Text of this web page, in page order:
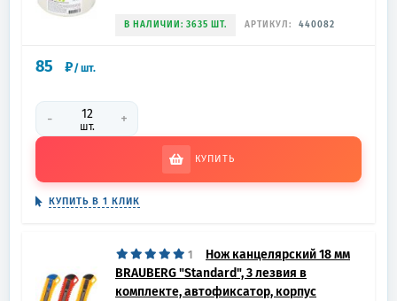
В НАЛИЧИИ: 3635 ШТ. АРТИКУЛ: 440082
85 ₽/шт.
- шт. +
КУПИТЬ
КУПИТЬ В 1 КЛИК
1
Нож канцелярский 18 мм
BRAUBERG "Standard", 3 лезвия в
комплекте, автофиксатор, корпус